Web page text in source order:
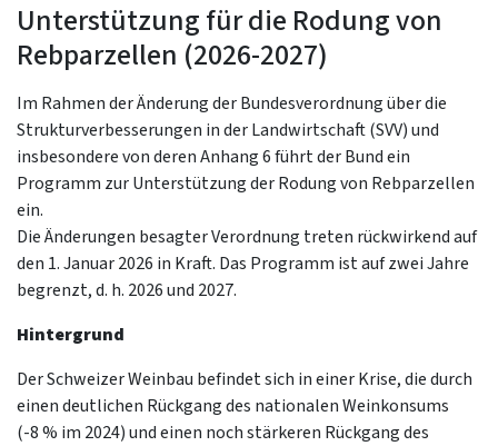
Unterstützung für die Rodung von
Rebparzellen (2026-2027)
Im Rahmen der Änderung der Bundesverordnung über die
Strukturverbesserungen in der Landwirtschaft (SVV) und
insbesondere von deren Anhang 6 führt der Bund ein
Programm zur Unterstützung der Rodung von Rebparzellen
ein.
Die Änderungen besagter Verordnung treten rückwirkend auf
den 1. Januar 2026 in Kraft. Das Programm ist auf zwei Jahre
begrenzt, d. h. 2026 und 2027.
Hintergrund
Der Schweizer Weinbau befindet sich in einer Krise, die durch
einen deutlichen Rückgang des nationalen Weinkonsums
(-8 % im 2024) und einen noch stärkeren Rückgang des